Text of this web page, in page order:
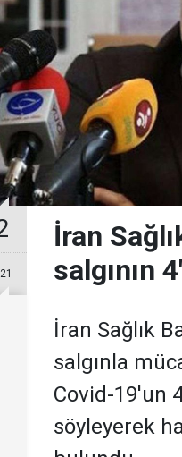
İran
salgının
İran Sağlık
salgınla
Covid-19'un
söyleyerek